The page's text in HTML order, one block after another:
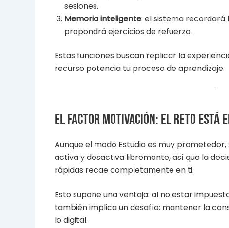
sesiones.
Memoria inteligente: el sistema recordará
propondrá ejercicios de refuerzo.
Estas funciones buscan replicar la
recurso potencia tu proceso de aprendizaje.
El factor motivación: el reto está
Aunque el modo Estudio es muy
activa y desactiva libremente, así que la
rápidas recae completamente en ti.
Esto supone una ventaja: al no estar
también implica un desafío: mantener la
lo digital.